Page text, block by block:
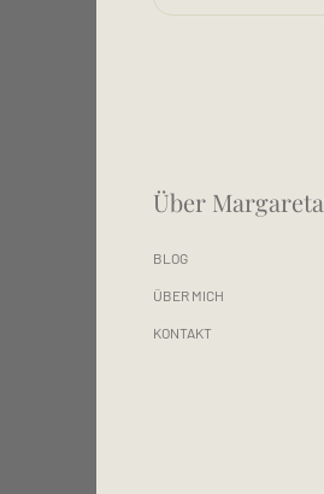
Über Margareta
BLOG
ÜBER MICH
KONTAKT